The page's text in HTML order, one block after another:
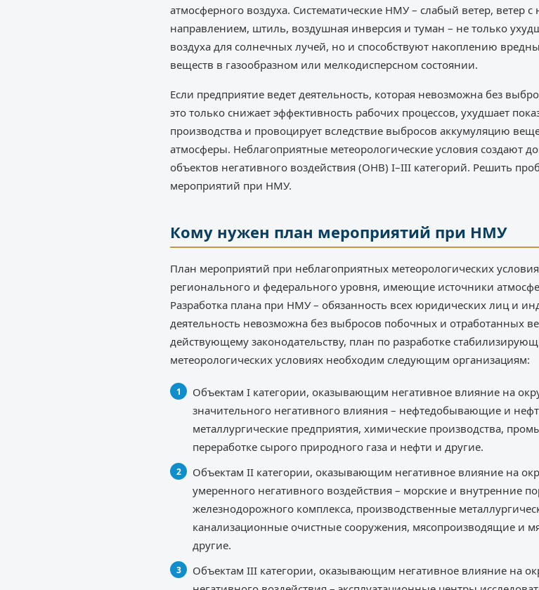
атмосферного воздуха. Систематические НМУ – слабый ветер, ветер
направлением, штиль, воздушная инверсия и туман – не только
воздуха для солнечных лучей, но и способствуют накоплению
веществ в газообразном или мелкодисперсном состоянии.
Если предприятие ведет деятельность, которая невозможна без
это только снижает эффективность рабочих процессов, ухудшает
производства и провоцирует вследствие выбросов аккумуляцию
атмосферы. Неблагоприятные метеорологические условия
объектов негативного воздействия (ОНВ) I–III категорий. Решить
мероприятий при НМУ.
Кому нужен план мероприятий при НМУ
План мероприятий при неблагоприятных метеорологических
регионального и федерального уровня, имеющие источники
Разработка плана при НМУ – обязанность всех юридических лиц и
деятельность невозможна без выбросов побочных и отработанных
действующему законодательству, план по разработке
метеорологических условиях необходим следующим организациям:
Объектам I категории, оказывающим негативное влияние на
значительного негативного влияния – нефтедобывающие и
металлургические предприятия, химические производства,
переработке сырого природного газа и нефти и другие.
Объектам II категории, оказывающим негативное влияние на
умеренного негативного воздействия – морские и внутренние
железнодорожного комплекса, производственные
канализационные очистные сооружения, мясопроизводящие и
другие.
Объектам III категории, оказывающим негативное влияние на